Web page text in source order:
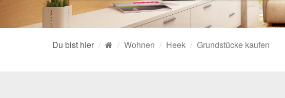
Du bist hier Wohnen Heek Grundstücke kaufen